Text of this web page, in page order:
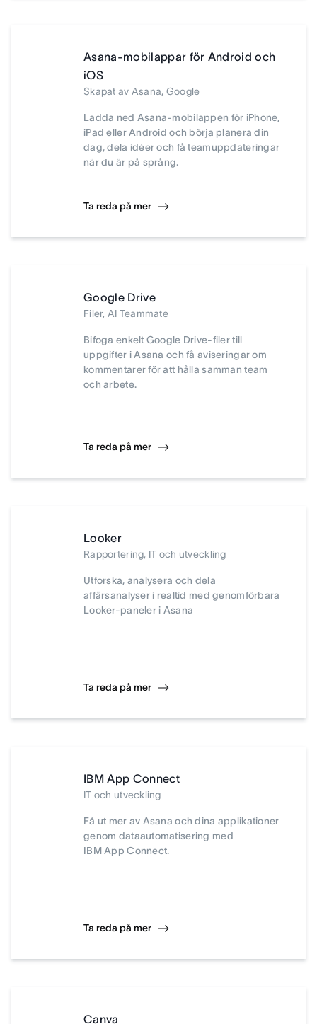
Asana-mobilappar för Android och
iOS
Skapat av Asana, Google
Ladda ned Asana-mobilappen för iPhone,
iPad eller Android och börja planera din
dag, dela idéer och få teamuppdateringar
när du är på språng.
Ta reda på mer
Google Drive
Filer, AI Teammate
Bifoga enkelt Google Drive-filer till
uppgifter i Asana och få aviseringar om
kommentarer för att hålla samman team
och arbete.
Ta reda på mer
Looker
Rapportering, IT och utveckling
Utforska, analysera och dela
affärsanalyser i realtid med genomförbara
Looker-paneler i Asana
Ta reda på mer
IBM App Connect
IT och utveckling
Få ut mer av Asana och dina applikationer
genom dataautomatisering med
IBM App Connect.
Ta reda på mer
Canva